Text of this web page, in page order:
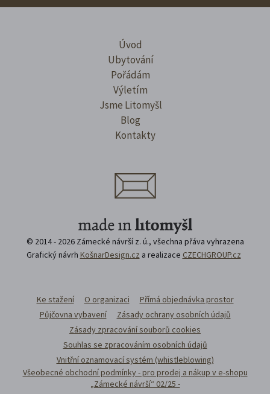
Úvod
Ubytování
Pořádám
Výletím
Jsme Litomyšl
Blog
Kontakty
© 2014 - 2026 Zámecké návrší z. ú., všechna přáva vyhrazena
Grafický návrh KošnarDesign.cz a realizace CZECHGROUP.cz
Ke stažení O organizaci
Přímá objednávka prostor
Půjčovna vybavení
Zásady ochrany osobních údajů
Zásady zpracování souborů cookies
Souhlas se zpracováním osobních údajů
Vnitřní oznamovací systém (whistleblowing)
Všeobecné obchodní podmínky - pro prodej a nákup v e-shopu
„Zámecké návrší“ 02/25 -